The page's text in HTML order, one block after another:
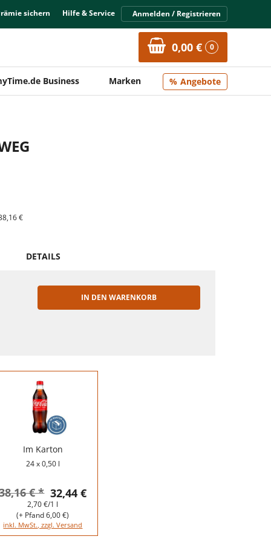
sichern Hilfe & Service Anmelden / Registrieren
0,00 € 0
Business Marken Angebote
€
DETAILS
IN DEN WARENKORB
Im Karton
24 x 0,50 l
32,44 €
€ *
2,70 €/1 l
inkl. MwSt., zzgl. Versand
(+ Pfand 6,00 €)